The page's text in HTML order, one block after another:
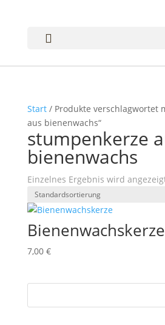

Start/ Produkte verschlagwortet
aus bienenwachs“
stumpenkerze
bienenwachs
Einzelnes Ergebnis wird
Bienenwachskerze
7,00 €